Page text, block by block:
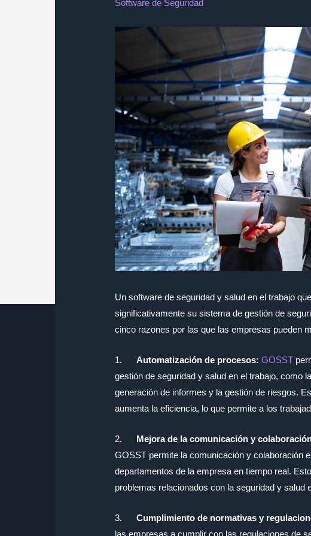
Software de Seguridad
Un software de seguridad y salud en el trabajo
significativamente su sistema de gestión de
cinco razones por las que las empresas pueden
1.Automatización de procesos: GOSST
gestión de seguridad y salud en el trabajo, como
generación de informes y la gestión de riesgos.
aumenta la eficiencia, lo que permite a los
2. Mejora de la comunicación y
GOSST permite la comunicación y colaboración
departamentos de la empresa en tiempo real.
problemas relacionados con la seguridad y salud
3.Cumplimiento de normativas y
las empresas a cumplir con las regulaciones de